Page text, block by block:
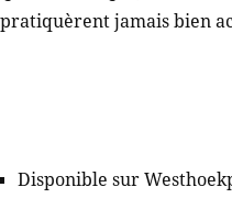
pratiquèrent jamais bien
Disponible sur